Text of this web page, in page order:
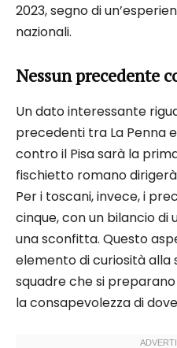
2023, segno di
nazionali.
Nessun precedente
Un dato interessante
precedenti tra La Penna
contro il Pisa sarà la
fischietto romano
Per i toscani, invece, i
cinque, con un bilancio
una sconfitta. Questo
elemento di curiosità
squadre che si
la consapevolezza di